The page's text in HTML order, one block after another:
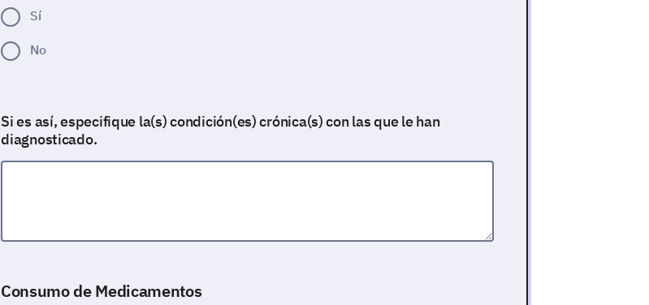
Sí
No
Si es así, especifique la(s) condición(es) crónica(s) con las que le han
diagnosticado.
Consumo de Medicamentos